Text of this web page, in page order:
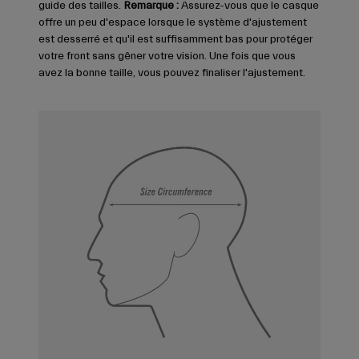
guide des tailles. Remarque :Assurez-vous que le casque
offre un peu d'espace lorsque le système d'ajustement
est desserré et qu'il est suffisamment bas pour protéger
votre front sans gêner votre vision. Une fois que vous
avez la bonne taille, vous pouvez finaliser l'ajustement.